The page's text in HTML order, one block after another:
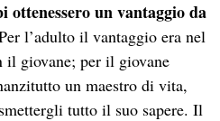
ottenessero un vantaggio da
l’adulto il vantaggio era nel
il giovane; per il giovane
un maestro di vita,
tutto il suo sapere. Il